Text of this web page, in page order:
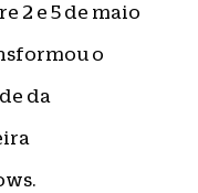
2 e 5 de maio
o
da